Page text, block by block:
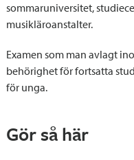
sommaruniversitet,
musikläroanstalter.
Examen som man avlagt
behörighet för fortsatta
för unga.
Gör så här